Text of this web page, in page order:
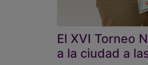
El XVI Torneo
a la ciudad a